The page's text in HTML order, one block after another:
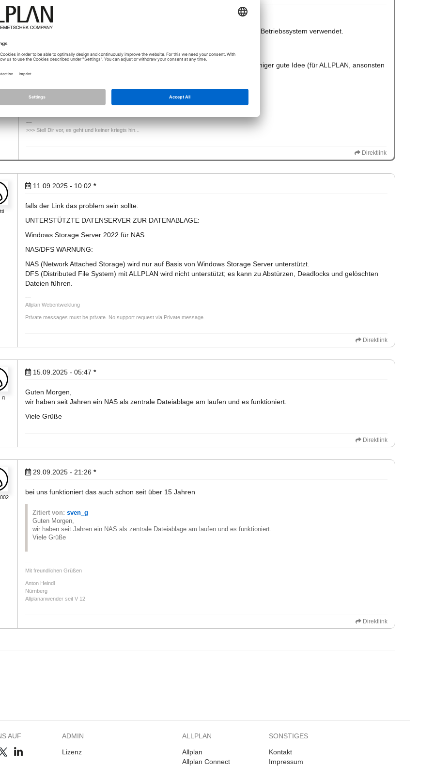
Moin,
drauf achten dass der potentiell ausgewählte NAS das von Rainer benannte Betriebssystem verwendet.
Es gibt auch welche am Markt die unter Linux laufen. Das wäre dann die weniger gute Idee (für ALLPLAN, ansonsten
müssen die Dinger nicht schlecht sein)...
BG
Jens Maneke
>>> Stell Dir vor, es geht und keiner kriegts hin...
Direktlink
11.09.2025 - 10:02 *
falls der Link das problem sein sollte:
UNTERSTÜTZTE DATENSERVER ZUR DATENABLAGE:
Windows Storage Server 2022 für NAS
NAS/DFS WARNUNG:
NAS (Network Attached Storage) wird nur auf Basis von Windows Storage Server unterstützt.
DFS (Distributed File System) mit ALLPLAN wird nicht unterstützt; es kann zu Abstürzen, Deadlocks und gelöschten
Dateien führen.
Allplan Webentwicklung
Private messages must be private. No support request via Private message.
Direktlink
15.09.2025 - 05:47 *
Guten Morgen,
wir haben seit Jahren ein NAS als zentrale Dateiablage am laufen und es funktioniert.
Viele Grüße
Direktlink
29.09.2025 - 21:26 *
bei uns funktioniert das auch schon seit über 15 Jahren
Zitiert von: sven_g
Guten Morgen,
wir haben seit Jahren ein NAS als zentrale Dateiablage am laufen und es funktioniert.
Viele Grüße
Mit freundlichen Grüßen
Anton Heindl
Nürnberg
Allplananwender seit V 12
Direktlink
AUF ADMIN
Lizenz
ALLPLAN
Allplan
Allplan Connect
SONSTIGES
Kontakt
Impressum